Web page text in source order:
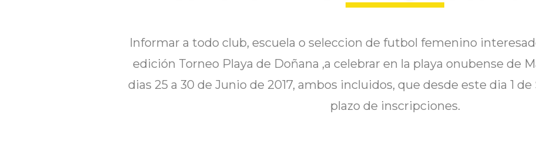
Informar a todo club, escuela o seleccion de futbol femenino
edición Torneo Playa de Doñana ,a celebrar en la playa onubense de
dias 25 a 30 de Junio de 2017, ambos incluidos, que desde este dia 1
plazo de inscripciones.